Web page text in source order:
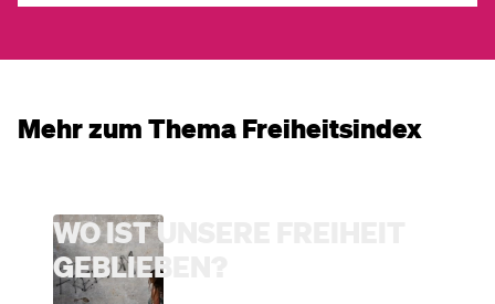
Mehr zum Thema Freiheitsindex
WO IST UNSERE FREIHEIT
GEBLIEBEN?